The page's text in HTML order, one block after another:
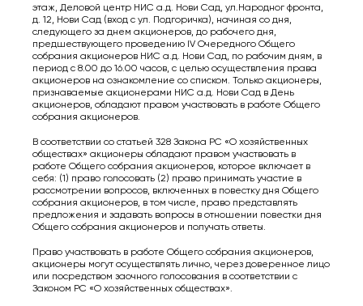
этаж, Деловой центр НИС а.д. Нови Сад, ул.Народног фронта,
д. 12, Нови Сад (вход с ул. Подгоричка), начиная со дня,
следующего за днем акционеров, до рабочего дня,
предшествующего проведению IV Очередного Общего
собрания акционеров НИС а.д. Нови Сад, по рабочим дням, в
период с 8.00 до 16.00 часов, с целью осуществления права
акционеров на ознакомление со списком. Только акционеры,
признаваемые акционерами НИС а.д. Нови Сад в День
акционеров, обладают правом участвовать в работе Общего
собрания акционеров.
В соответствии со статьей 328 Закона РС «О хозяйственных
обществах» акционеры обладают правом участвовать в
работе Общего собрания акционеров, которое включает в
себя: (1) право голосовать (2) право принимать участие в
рассмотрении вопросов, включенных в повестку дня Общего
собрания акционеров, в том числе, право представлять
предложения и задавать вопросы в отношении повестки дня
Общего собрания акционеров и получать ответы.
Право участвовать в работе Общего собрания акционеров,
акционеры могут осуществлять лично, через доверенное лицо
или посредством заочного голосования в соответствии с
Законом РС «О хозяйственных обществах».